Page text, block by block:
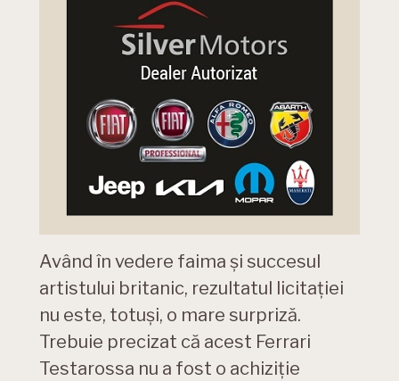
Având în vedere faima și succesul
artistului britanic, rezultatul licitației
nu este, totuși, o mare surpriză.
Trebuie precizat că acest Ferrari
Testarossa nu a fost o achiziție